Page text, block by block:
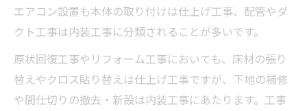
エアコン設置も本体の取り付けは仕上げ工事、配管やダ
クト工事は内装工事に分類されることが多いです。
原状回復工事やリフォーム工事においても、床材の張り
替えやクロス貼り替えは仕上げ工事ですが、下地の補修
や間仕切りの撤去・新設は内装工事にあたります。工事